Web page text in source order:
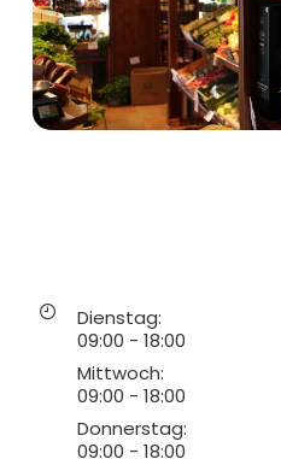
Dienstag:
09:00 - 18:00
Mittwoch:
09:00 - 18:00
Donnerstag:
09:00 - 18:00